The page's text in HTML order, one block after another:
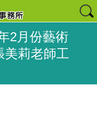
2月份藝術
美莉老師工